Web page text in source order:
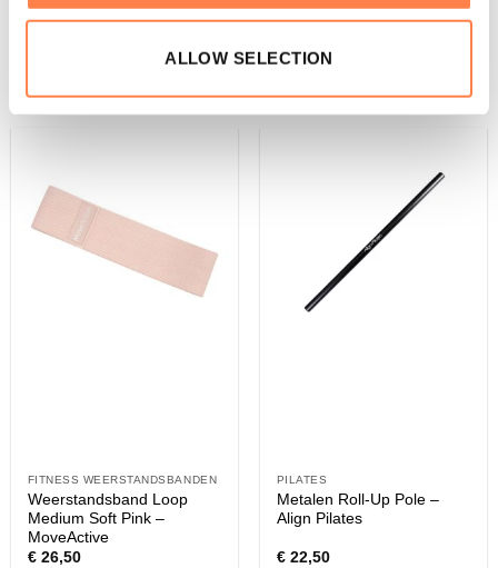
ALLOW SELECTION
Vanaf:€11,75
OPTIES SELECTEREN
Dit
meerdere
variaties.
Deze
€21,50
TOEVOEGEN AAN
FITNESS WEERSTANDSBANDEN
Weerstandsband Loop
Medium Soft Pink –
MoveActive
€26,50
PILATES
Metalen Roll-Up Pole –
Align Pilates
€22,50